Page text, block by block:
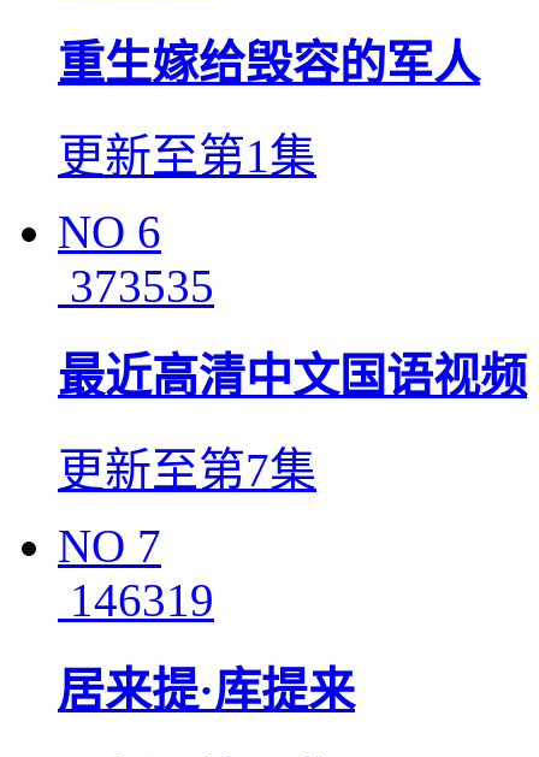
重生嫁给毁容的军人
更新至第1集
NO 6
373535
最近高清中文国语视频
更新至第7集
NO 7
146319
居来提·库提来